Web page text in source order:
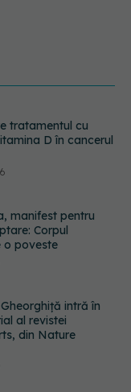
manifest pentru
Corpul
poveste
intră în
al revistei
din Nature
care poate
de statine,
normal